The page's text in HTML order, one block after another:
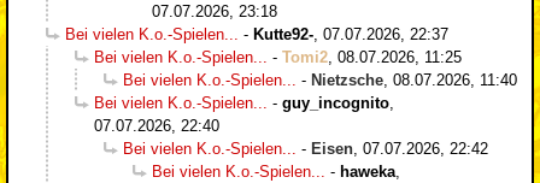
07.07.2026, 23:18
Bei vielen K.o.-Spielen...
- Kutte92- 07.07.2026, 22:37
Bei vielen K.o.-Spielen...
- Tomi2 08.07.2026, 11:25
Bei vielen K.o.-Spielen...
- Nietzsche 08.07.2026, 11:40
Bei vielen K.o.-Spielen...
- guy_incognito
07.07.2026, 22:40
Bei vielen K.o.-Spielen...
- Eisen 07.07.2026, 22:42
Bei vielen K.o.-Spielen...
- haweka